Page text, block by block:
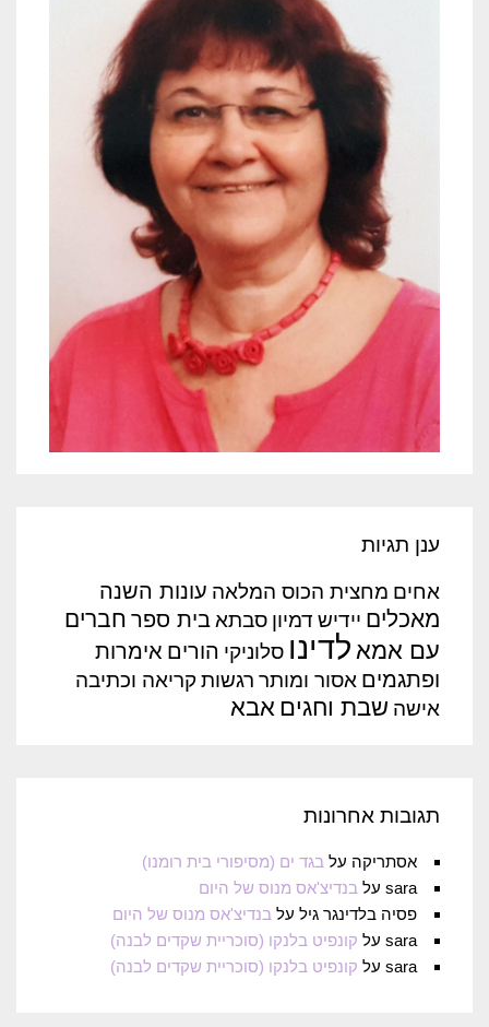
ענן תגיות
אחים מחצית הכוס המלאה עונות השנה
מאכלים יידיש דמיון סבתאבית ספר חברים
עם אמא לדינו סלוניקי הורים אימרות
ופתגמים אסור ומותר רגשותקריאה וכתיבה
אישה שבת וחגים אבא
תגובות אחרונות
אסתריקה על בגד ים (מסיפורי בית רומנו)
sara על בנדיצ'אס מנוס של היום
פסיה בלדינגר גיל על בנדיצ'אס מנוס של היום
sara על קונפיט בלנקו (סוכריית שקדים לבנה)
sara על קונפיט בלנקו (סוכריית שקדים לבנה)